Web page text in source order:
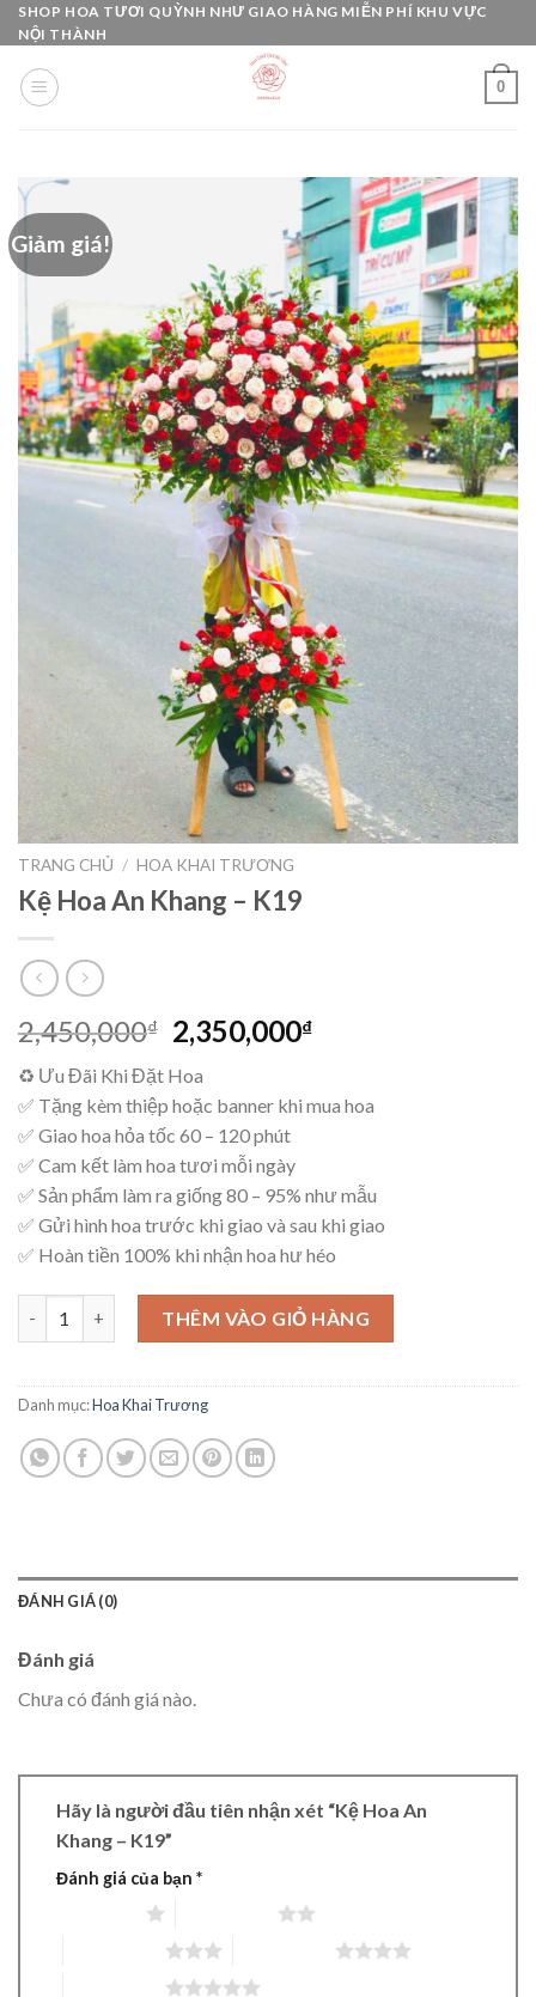
Skip
to
content
SHOP HOA TƯƠI QUỲNH NHƯ GIAO HÀNG MIỄN PHÍ KHU VỰC
NỘI THÀNH
0
Giảm giá!
TRANG CHỦ / HOA KHAI TRƯƠNG
Kệ Hoa An Khang – K19
2,450,000₫ Giá
gốc
là:
2,450,000₫.
2,350,000₫Giá
là:
♻ Ưu Đãi Khi Đặt Hoa
✅ Tặng kèm thiệp hoặc banner khi mua hoa
✅ Giao hoa hỏa tốc 60 – 120 phút
✅ Cam kết làm hoa tươi mỗi ngày
✅ Sản phẩm làm ra giống 80 – 95% như mẫu
✅ Gửi hình hoa trước khi giao và sau khi giao
✅ Hoàn tiền 100% khi nhận hoa hư héo
Kệ Hoa An Khang – K19 số lượng
THÊM VÀO GIỎ HÀNG
Danh mục:Hoa Khai Trương
ĐÁNH GIÁ (0)
Đánh giá
Chưa có đánh giá nào.
Hãy là người đầu tiên nhận xét “Kệ Hoa An
Khang – K19”
Đánh giá của bạn *